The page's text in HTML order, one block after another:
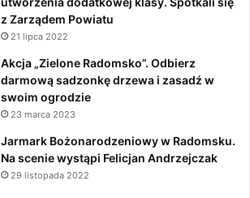
z Zarządem Powiatu
21 lipca 2022
Akcja „Zielone Radomsko”. Odbierz
darmową sadzonkę drzewa i zasadź w
swoim ogrodzie
23 marca 2023
Jarmark Bożonarodzeniowy w Radomsku.
Na scenie wystąpi Felicjan Andrzejczak
29 listopada 2022